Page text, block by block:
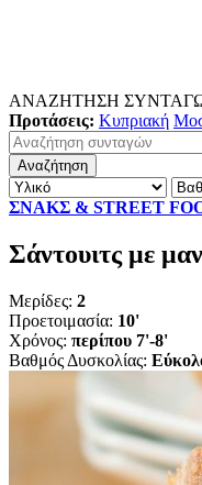
ΑΝΑΖΗΤΗΣΗ
Προτάσεις: Κυπριακή
ΣΝΑΚΣ & STREET
Σάντουιτς με
Μερίδες: 2
Προετοιμασία: 10'
Χρόνος: περίπου 7'-8'
Βαθμός Δυσκολίας: